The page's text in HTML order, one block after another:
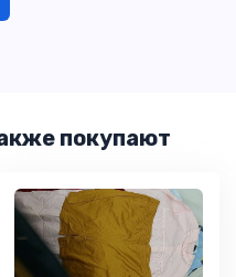
покупают